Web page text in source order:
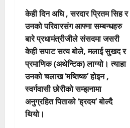
केही दिन अघि , सरदार प्रितम सिह र
उनको परिवारसंग आफ्ना सम्बन्धहरु
बारे प्रधामंत्रीजीले संसदमा जसरी
केही सपाट सत्य बोले, मलाई सुखद र
प्रमाणिक (अथेन्टिक) लाग्यो। त्याहा
उनको चलाख ‘मष्तिष्क’ होइन ,
स्वर्गवासी छोरीको सम्झनामा
अनुग्रहित पिताको ‘ह्रदय’ बोल्दै
थियो।